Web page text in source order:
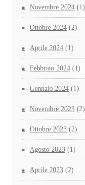
Novembre 2024 (1)
Ottobre 2024 (2)
Aprile 2024 (1)
Febbraio 2024 (1)
Gennaio 2024 (1)
Novembre 2023 (2)
Ottobre 2023 (2)
Agosto 2023 (1)
Aprile 2023 (2)